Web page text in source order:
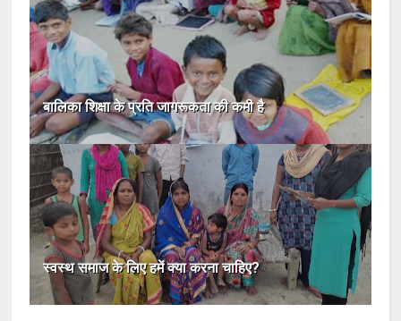
बालिका शिक्षा के प्रति जागरूकता की कमी है
स्वस्थ समाज के लिए हमें क्या करना चाहिए?